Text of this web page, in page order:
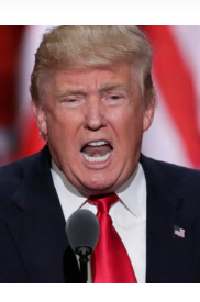
omfattande, demonstrationer
myndigheter, regeringsledare